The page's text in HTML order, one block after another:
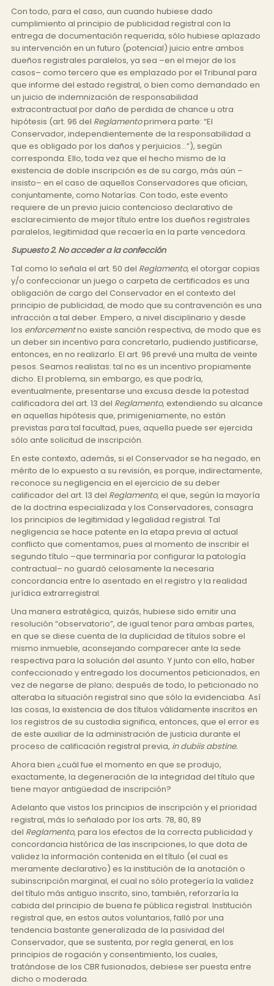
Con todo, para el caso, aun cuando hubiese dado
cumplimiento al principio de publicidad registral con la
entrega de documentación requerida, sólo hubiese aplazado
su intervención en un futuro (potencial) juicio entre ambos
dueños registrales paralelos, ya sea –en el mejor de los
casos– como tercero que es emplazado por el Tribunal para
que informe del estado registral, o bien como demandado en
un juicio de indemnización de responsabilidad
extracontractual por daño de perdida de chance u otra
hipótesis (art. 96 del Reglamentoprimera parte: “El
Conservador, independientemente de la responsabilidad a
que es obligado por los daños y perjuicios…”), según
corresponda. Ello, toda vez que el hecho mismo de la
existencia de doble inscripción es de su cargo, más aún –
insisto– en el caso de aquellos Conservadores que ofician,
conjuntamente, como Notarías. Con todo, este evento
requiere de un previo juicio contencioso declarativo de
esclarecimiento de mejor título entre los dueños registrales
paralelos, legitimidad que recaería en la parte vencedora.
Supuesto 2. No acceder a la confección
Tal como lo señala el art. 50 del Reglamento, el otorgar copias
y/o confeccionar un juego o carpeta de certificados es una
obligación de cargo del Conservador en el contexto del
principio de publicidad, de modo que su contravención es una
infracción a tal deber. Empero, a nivel disciplinario y desde
los enforcementno existe sanción respectiva, de modo que es
un deber sin incentivo para concretarlo, pudiendo justificarse,
entonces, en no realizarlo. El art. 96 prevé una multa de veinte
pesos. Seamos realistas: tal no es un incentivo propiamente
dicho. El problema, sin embargo, es que podría,
eventualmente, presentarse una excusa desde la potestad
calificadora del art. 13 del Reglamento, extendiendo su alcance
en aquellas hipótesis que, primigeniamente, no están
previstas para tal facultad, pues, aquella puede ser ejercida
sólo ante solicitud de inscripción.
En este contexto, además, si el Conservador se ha negado, en
mérito de lo expuesto a su revisión, es porque, indirectamente,
reconoce su negligencia en el ejercicio de su deber
calificador del art. 13 del Reglamento, el que, según la mayoría
de la doctrina especializada y los Conservadores, consagra
los principios de legitimidad y legalidad registral. Tal
negligencia se hace patente en la etapa previa al actual
conflicto que comentamos, pues al momento de inscribir el
segundo título –que terminaría por configurar la patología
contractual– no guardó celosamente la necesaria
concordancia entre lo asentado en el registro y la realidad
jurídica extrarregistral.
Una manera estratégica, quizás, hubiese sido emitir una
resolución “observatorio”, de igual tenor para ambas partes,
en que se diese cuenta de la duplicidad de títulos sobre el
mismo inmueble, aconsejando comparecer ante la sede
respectiva para la solución del asunto. Y junto con ello, haber
confeccionado y entregado los documentos peticionados, en
vez de negarse de plano; después de todo, lo peticionado no
alteraba la situación registral sino que sólo la evidenciaba. Así
las cosas, la existencia de dos títulos válidamente inscritos en
los registros de su custodia significa, entonces, que el error es
de este auxiliar de la administración de justicia durante el
proceso de calificación registral previa, in dubiis abstine.
Ahora bien ¿cuál fue el momento en que se produjo,
exactamente, la degeneración de la integridad del título que
tiene mayor antigüedad de inscripción?
Adelanto que vistos los principios de inscripción y el prioridad
registral, más lo señalado por los arts. 78, 80, 89
del Reglamento, para los efectos de la correcta publicidad y
concordancia histórica de las inscripciones, lo que dota de
validez la información contenida en el título (el cual es
meramente declarativo) es la institución de la anotación o
subinscripción marginal, el cual no sólo protegería la validez
del título más antiguo inscrito, sino, también, reforzaría la
cabida del principio de buena fe pública registral. Institución
registral que, en estos autos voluntarios, falló por una
tendencia bastante generalizada de la pasividad del
Conservador, que se sustenta, por regla general, en los
principios de rogación y consentimiento, los cuales,
tratándose de los CBR fusionados, debiese ser puesta entre
dicho o moderada.